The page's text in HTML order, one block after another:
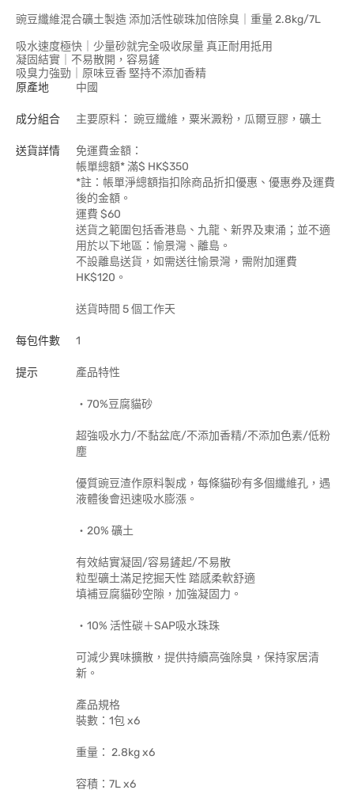
豌豆纖維混合礦土製造 添加活性碳珠加倍除臭｜重量 2.8kg/7L
吸水速度極快｜少量砂就完全吸收尿量 真正耐用抵用
凝固結實｜不易散開，容易鏟
吸臭力強勁｜原味豆香 堅持不添加香精
原產地
中國
成分組合 主要原料： 豌豆纖維，粟米澱粉，瓜爾豆膠，礦土
送貨詳情
免運費金額：
帳單總額* 滿$ HK$350
*註：帳單淨總額指扣除商品折扣優惠、優惠券及運費
後的金額。
運費 $60
送貨之範圍包括香港島、九龍、新界及東涌；並不適
用於以下地區：愉景灣、離島。
不設離島送貨，如需送往愉景灣，需附加運費
HK$120。
送貨時間 5 個工作天
每包件數 1
提示 產品特性
・70%豆腐貓砂
超強吸水力/不黏盆底/不添加香精/不添加色素/低粉
塵
優質豌豆渣作原料製成，每條貓砂有多個纖維孔，遇
液體後會迅速吸水膨漲。
・20% 礦土
有效結實凝固/容易鏟起/不易散
粒型礦土滿足挖掘天性 踏感柔軟舒適
填補豆腐貓砂空隙，加強凝固力。
・10% 活性碳＋SAP吸水珠珠
可減少異味擴散，提供持續高強除臭，保持家居清
新。
產品規格
裝數：1包 x6
重量： 2.8kg x6
容積：7L x6